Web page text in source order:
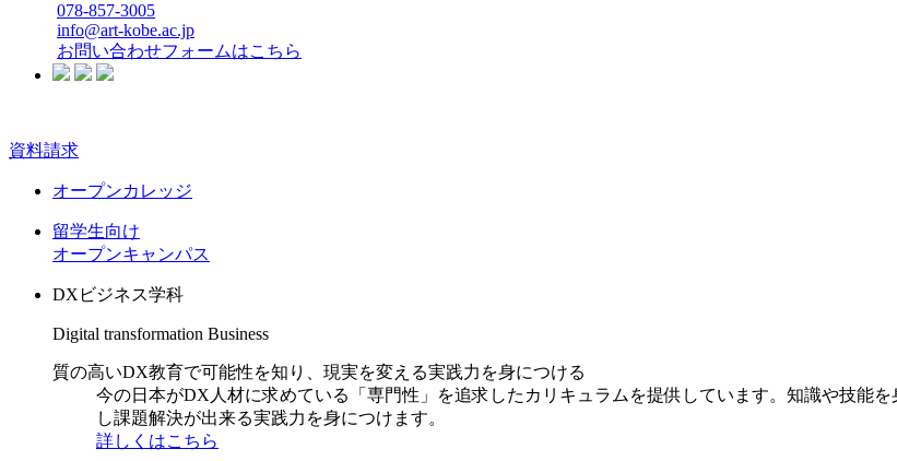
078-857-3005
info@art-kobe.ac.jp
お問い合わせフォームはこちら
資料請求
オープンカレッジ
留学生向け
オープンキャンパス
DXビジネス学科
Digital transformation Business
質の高いDX教育で可能性を知り、現実を変える実践力を身につける
今の日本がDX人材に求めている「専門性」を追求したカリキュラムを提供しています。知識や技能
し課題解決が出来る実践力を身につけます。
詳しくはこちら